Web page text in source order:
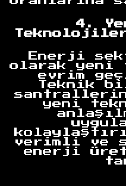
4.
Enerji
olarak yeni
evrim
Teknik
yeni
verimli ve
enerji